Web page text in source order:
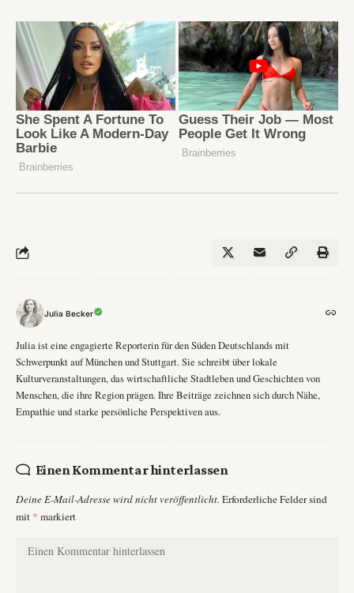
Julia Becker
Julia ist eine engagierte Reporterin für den Süden Deutschlands mit
Schwerpunkt auf München und Stuttgart. Sie schreibt über lokale
Kulturveranstaltungen, das wirtschaftliche Stadtleben und Geschichten von
Menschen, die ihre Region prägen. Ihre Beiträge zeichnen sich durch Nähe,
Empathie und starke persönliche Perspektiven aus.
Einen Kommentar hinterlassen
Deine E-Mail-Adresse wird nicht veröffentlicht. Erforderliche Felder sind
mit * markiert